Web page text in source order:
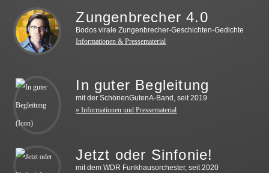
Zungenbrecher 4.0
Bodos virale Zungenbrecher-Geschichten-Gedichte
Informationen & Pressematerial
In guter Begleitung
mit der SchönenGutenA-Band, seit 2019
» Informationen und Pressematerial
Jetzt oder Sinfonie!
mit dem WDR Funkhausorchester, seit 2020